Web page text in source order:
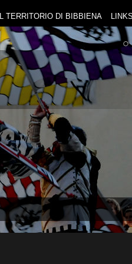
IL TERRITORIO DI BIBBIENA LINKS